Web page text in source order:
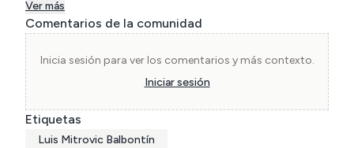
Ver más
Comentarios de la comunidad
Inicia sesión para ver los comentarios y más contexto.
Iniciar sesión
Etiquetas
Luis Mitrovic Balbontín